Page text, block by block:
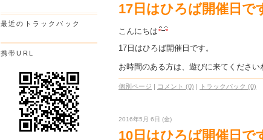
最近のトラックバック
携帯URL
17日はひろば開催日で
こんにちは
17日はひろば開催日です。
お時間のある方は、遊びに来てください
個別ページ | コメント (0) | トラックバック (0)
2016年5月 6日 (金)
10日はひろば開催日で